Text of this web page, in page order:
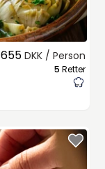
655DKK / Person
5 Retter